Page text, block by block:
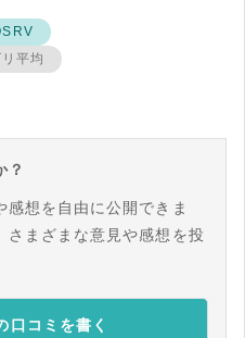
平均
？
想を自由に公開できま
さまざまな意見や感想を投
口コミを書く